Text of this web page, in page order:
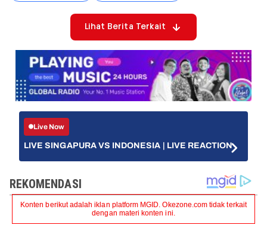
Lihat Berita Terkait
Live Now
LIVE SINGAPURA VS INDONESIA | LIVE REACTION